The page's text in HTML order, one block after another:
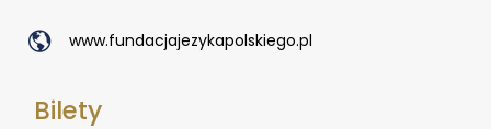
www.fundacjajezykapolskiego.pl
Bilety